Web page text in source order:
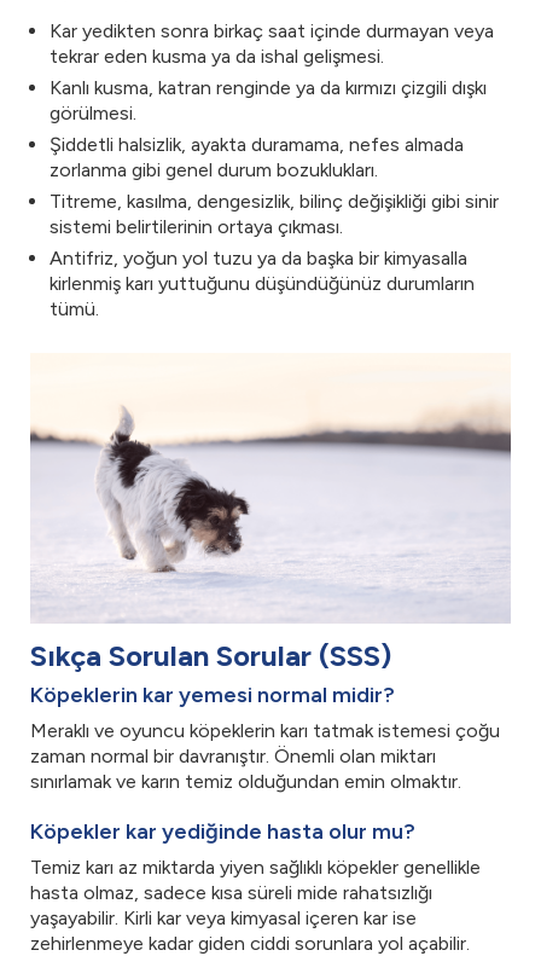
Kar yedikten sonra birkaç saat içinde durmayan veya
tekrar eden kusma ya da ishal gelişmesi.
Kanlı kusma, katran renginde ya da kırmızı çizgili dışkı
görülmesi.
Şiddetli halsizlik, ayakta duramama, nefes almada
zorlanma gibi genel durum bozuklukları.
Titreme, kasılma, dengesizlik, bilinç değişikliği gibi sinir
sistemi belirtilerinin ortaya çıkması.
Antifriz, yoğun yol tuzu ya da başka bir kimyasalla
kirlenmiş karı yuttuğunu düşündüğünüz durumların
tümü.
Sıkça Sorulan Sorular (SSS)
Köpeklerin kar yemesi normal midir?
Meraklı ve oyuncu köpeklerin karı tatmak istemesi çoğu
zaman normal bir davranıştır. Önemli olan miktarı
sınırlamak ve karın temiz olduğundan emin olmaktır.
Köpekler kar yediğinde hasta olur mu?
Temiz karı az miktarda yiyen sağlıklı köpekler genellikle
hasta olmaz, sadece kısa süreli mide rahatsızlığı
yaşayabilir. Kirli kar veya kimyasal içeren kar ise
zehirlenmeye kadar giden ciddi sorunlara yol açabilir.